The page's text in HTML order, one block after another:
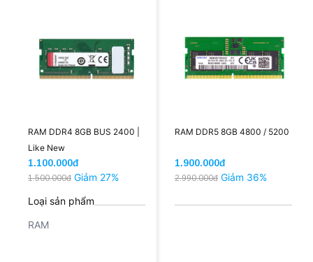
RAM DDR4 8GB BUS 2400 |
Like New
1.100.000đ
1.500.000đ Giảm 27%
Loại sản phẩm
RAM
RAM DDR5 8GB 4800 / 5200
1.900.000đ
2.990.000đ Giảm 36%